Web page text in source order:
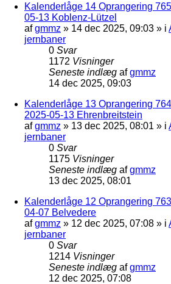
Kalenderlåge 14 Oprangering
05-13 Koblenz-Lützel
afgmmz » 14 dec 2025, 09:03 » i
jernbaner
0 Svar
1172 Visninger
Seneste indlæg afgmmz
14 dec 2025, 09:03
Kalenderlåge 13 Oprangering
2025-05-13 Ehrenbreitstein
afgmmz » 13 dec 2025, 08:01 » i
jernbaner
0 Svar
1175 Visninger
Seneste indlæg afgmmz
13 dec 2025, 08:01
Kalenderlåge 12 Oprangering
04-07 Belvedere
afgmmz » 12 dec 2025, 07:08 » i
jernbaner
0 Svar
1214 Visninger
Seneste indlæg afgmmz
12 dec 2025, 07:08